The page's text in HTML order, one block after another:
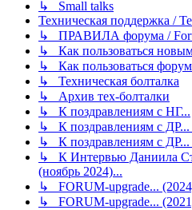
↳ Small talks
Техническая поддержка /
↳ ПРАВИЛА форума /
↳ Как пользоваться
↳ Как пользоваться
↳ Техническая болталка
↳ Архив тех-болталки
↳ К поздравлениям с НГ...
↳ К поздравлениям с ДР...
↳ К поздравлениям с ДР...
↳ К Интервью Даниила
(ноябрь 2024)...
↳ FORUM-upgrade...
↳ FORUM-upgrade...